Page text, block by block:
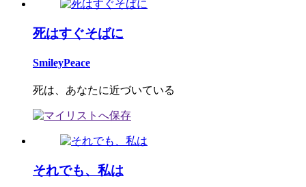
死はすぐそばに
SmileyPeace
死は、あなたに近づいている
それでも、私は